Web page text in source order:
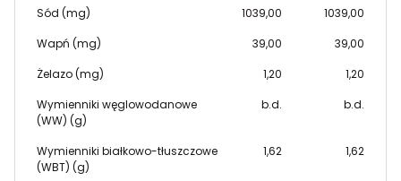
Sód (mg)
1039,00
1039,00
Wapń (mg)
39,00
39,00
Żelazo (mg)
1,20
1,20
Wymienniki węglowodanowe
(WW) (g)
b.d. b.d.
Wymienniki białkowo-tłuszczowe
(WBT) (g)
1,62 1,62